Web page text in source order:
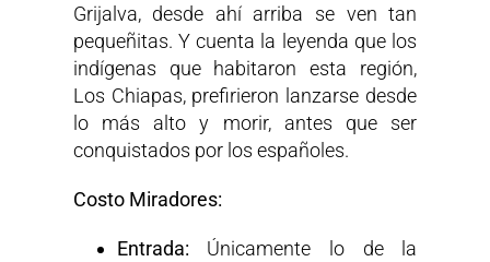
Grijalva, desde ahí arriba se ven tan
pequeñitas. Y cuenta la leyenda que los
indígenas que habitaron esta región,
Los Chiapas, prefirieron lanzarse desde
lo más alto y morir, antes que ser
conquistados por los españoles.
Costo Miradores:
Entrada: Únicamente lo de la